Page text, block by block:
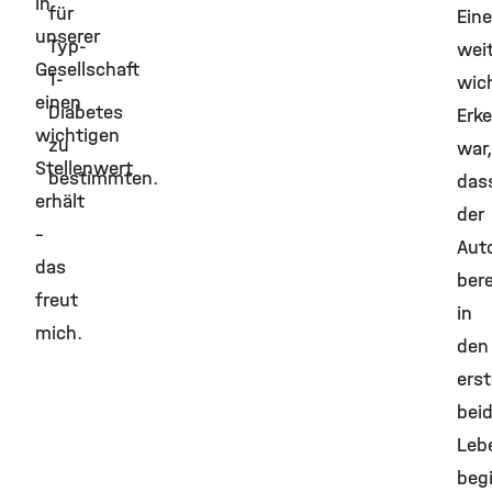
unserer
Gesellschaft
einen
wichtigen
Stellenwert
erhält
–
das
freut
mich.
für
Typ-
1-
Diabetes
zu
bestimmten.
Eine
war,
der
in
den